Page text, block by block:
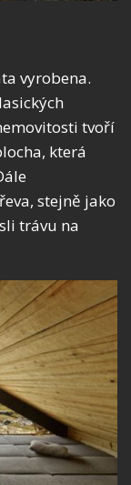
vyrobena.
tvoří
která
stejně jako
trávu na